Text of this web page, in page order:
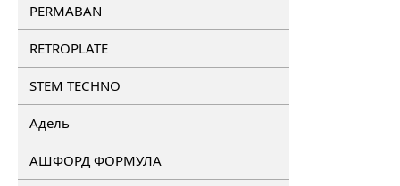
PERMABAN
RETROPLATE
STEM TECHNO
Адель
АШФОРД ФОРМУЛА